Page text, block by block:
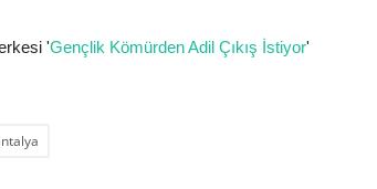
'Gençlik Kömürden Adil Çıkış İstiyor'